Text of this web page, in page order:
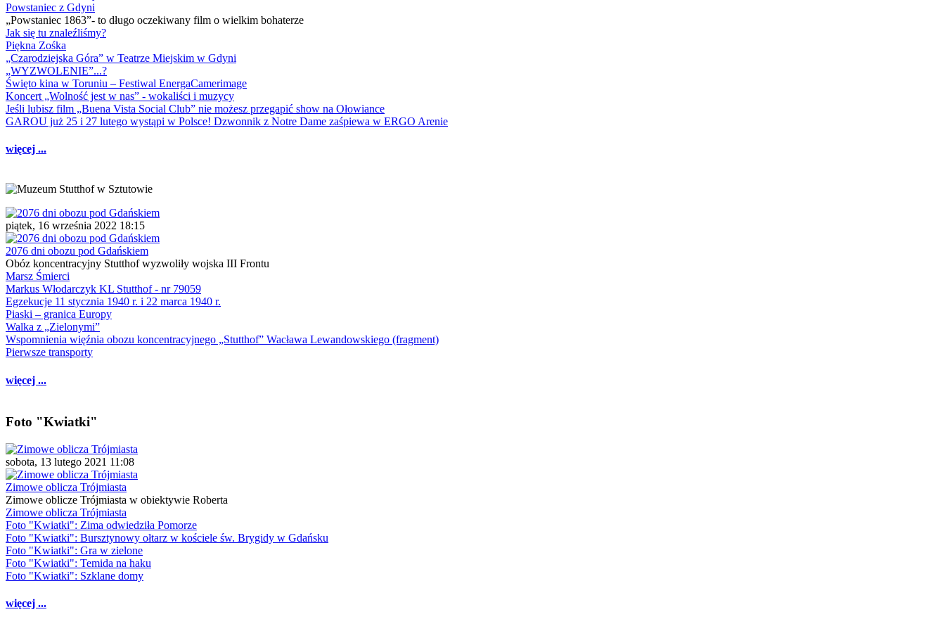
Powstaniec z Gdyni
„Powstaniec 1863”- to długo oczekiwany film o wielkim bohaterze
Jak się tu znaleźliśmy?
Piękna Zośka
„Czarodziejska Góra” w Teatrze Miejskim w Gdyni
„WYZWOLENIE”...?
Święto kina w Toruniu – Festiwal EnergaCamerimage
Koncert „Wolność jest w nas” - wokaliści i muzycy
Jeśli lubisz film „Buena Vista Social Club” nie możesz przegapić show na Ołowiance
GAROU już 25 i 27 lutego wystąpi w Polsce! Dzwonnik z Notre Dame zaśpiewa w ERGO Arenie
więcej ...
piątek, 16 września 2022 18:15
2076 dni obozu pod Gdańskiem
Obóz koncentracyjny Stutthof wyzwoliły wojska III Frontu
Marsz Śmierci
Markus Włodarczyk KL Stutthof - nr 79059
Egzekucje 11 stycznia 1940 r. i 22 marca 1940 r.
Piaski – granica Europy
Walka z „Zielonymi”
Wspomnienia więźnia obozu koncentracyjnego „Stutthof” Wacława Lewandowskiego (fragment)
Pierwsze transporty
więcej ...
Foto "Kwiatki"
sobota, 13 lutego 2021 11:08
Zimowe oblicza Trójmiasta
Zimowe oblicze Trójmiasta w obiektywie Roberta
Zimowe oblicza Trójmiasta
Foto "Kwiatki": Zima odwiedziła Pomorze
Foto "Kwiatki": Bursztynowy ołtarz w kościele św. Brygidy w Gdańsku
Foto "Kwiatki": Gra w zielone
Foto "Kwiatki": Temida na haku
Foto "Kwiatki": Szklane domy
więcej ...